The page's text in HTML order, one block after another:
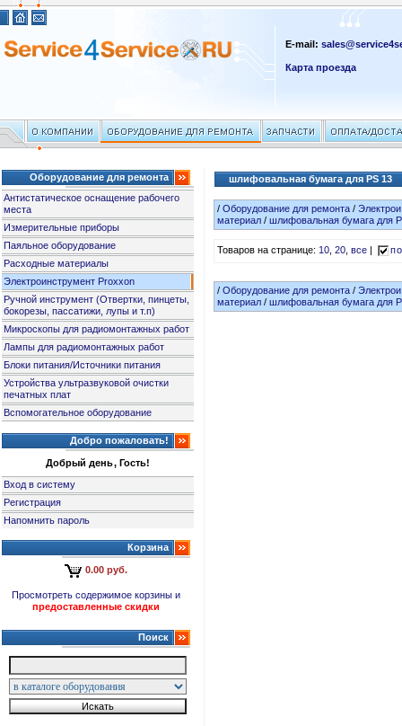
E-mail:
Карта проезда
Оборудование для ремонта
Антистатическое оснащение рабочего
места
Измерительные приборы
Паяльное оборудование
Расходные материалы
Электроинструмент Proxxon
Ручной инструмент (Отвертки, пинцеты,
бокорезы, пассатижи, лупы и т.п)
Микроскопы для радиомонтажных работ
Лампы для радиомонтажных работ
Блоки питания/Источники питания
Устройства ультразвуковой очистки
печатных плат
Вспомогательное оборудование
Добро пожаловать!
Добрый день, Гость!
Вход в систему
Регистрация
Напомнить пароль
Корзина
0.00 руб.
Просмотреть содержимое корзины и
предоставленные скидки
Поиск
шлифовальная бумага для PS 13
/Оборудование для ремонта /
материал /шлифовальная бумага для
Товаров на странице:10,20,все
/Оборудование для ремонта /
материал /шлифовальная бумага для